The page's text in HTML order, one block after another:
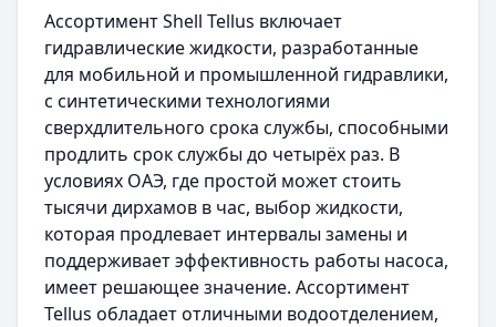
Ассортимент Shell Tellus включает
гидравлические жидкости, разработанные
для мобильной и промышленной гидравлики,
с синтетическими технологиями
сверхдлительного срока службы, способными
продлить срок службы до четырёх раз. В
условиях ОАЭ, где простой может стоить
тысячи дирхамов в час, выбор жидкости,
которая продлевает интервалы замены и
поддерживает эффективность работы насоса,
имеет решающее значение. Ассортимент
Tellus обладает отличными водоотделением,